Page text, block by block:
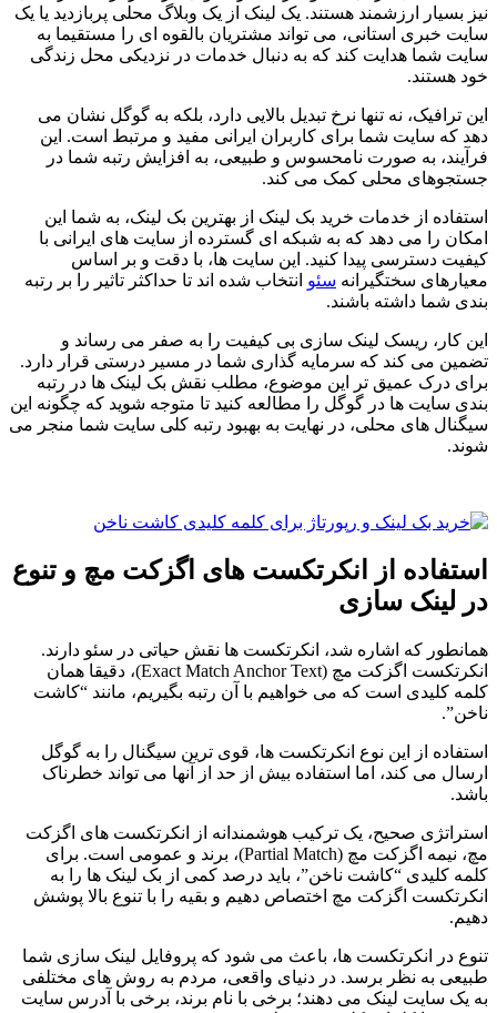
نیز بسیار ارزشمند هستند. یک لینک از یک وبلاگ محلی پربازدید یا یک
سایت خبری استانی، می تواند مشتریان بالقوه ای را مستقیما به
سایت شما هدایت کند که به دنبال خدمات در نزدیکی محل زندگی
خود هستند.
این ترافیک، نه تنها نرخ تبدیل بالایی دارد، بلکه به گوگل نشان می
دهد که سایت شما برای کاربران ایرانی مفید و مرتبط است. این
فرآیند، به صورت نامحسوس و طبیعی، به افزایش رتبه شما در
جستجوهای محلی کمک می کند.
استفاده از خدمات خرید بک لینک از بهترین بک لینک، به شما این
امکان را می دهد که به شبکه ای گسترده از سایت های ایرانی با
کیفیت دسترسی پیدا کنید. این سایت ها، با دقت و بر اساس
معیارهای سختگیرانه سئو انتخاب شده اند تا حداکثر تاثیر را بر رتبه
بندی شما داشته باشند.
این کار، ریسک لینک سازی بی کیفیت را به صفر می رساند و
تضمین می کند که سرمایه گذاری شما در مسیر درستی قرار دارد.
برای درک عمیق تر این موضوع، مطلب نقش بک لینک ها در رتبه
بندی سایت ها در گوگل را مطالعه کنید تا متوجه شوید که چگونه این
سیگنال های محلی، در نهایت به بهبود رتبه کلی سایت شما منجر می
شوند.
استفاده از انکرتکست های اگزکت مچ و تنوع
در لینک سازی
همانطور که اشاره شد، انکرتکست ها نقش حیاتی در سئو دارند.
انکرتکست اگزکت مچ (Exact Match Anchor Text)، دقیقا همان
کلمه کلیدی است که می خواهیم با آن رتبه بگیریم، مانند “کاشت
ناخن”.
استفاده از این نوع انکرتکست ها، قوی ترین سیگنال را به گوگل
ارسال می کند، اما استفاده بیش از حد از آنها می تواند خطرناک
باشد.
استراتژی صحیح، یک ترکیب هوشمندانه از انکرتکست های اگزکت
مچ، نیمه اگزکت مچ (Partial Match)، برند و عمومی است. برای
کلمه کلیدی “کاشت ناخن”، باید درصد کمی از بک لینک ها را به
انکرتکست اگزکت مچ اختصاص دهیم و بقیه را با تنوع بالا پوشش
دهیم.
تنوع در انکرتکست ها، باعث می شود که پروفایل لینک سازی شما
طبیعی به نظر برسد. در دنیای واقعی، مردم به روش های مختلفی
به یک سایت لینک می دهند؛ برخی با نام برند، برخی با آدرس سایت